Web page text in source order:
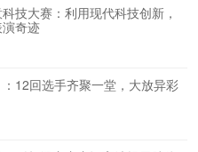
技大赛：利用现代科技创新，
奇迹
：12回选手齐聚一堂，大放异彩